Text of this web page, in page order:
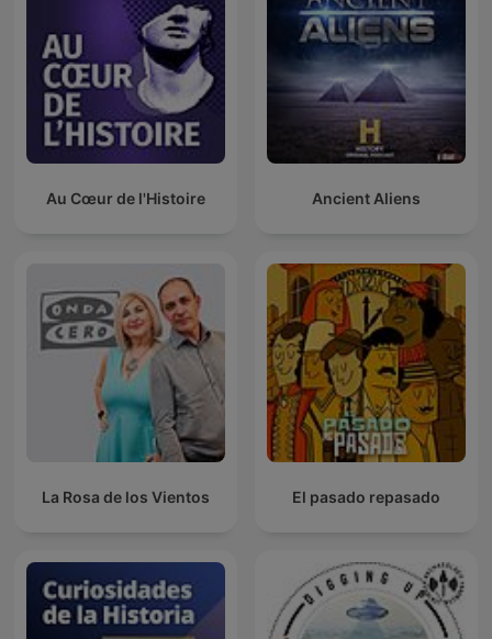
Au Cœur de l'Histoire Ancient Aliens
La Rosa de los Vientos El pasado repasado